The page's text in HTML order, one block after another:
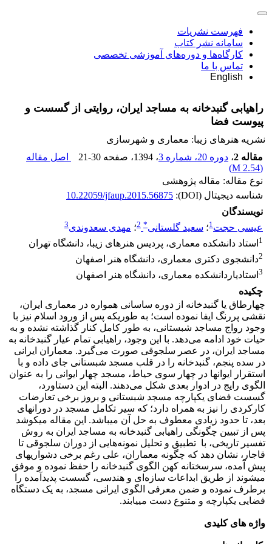
فهرست نشریات
سامانه نشر کتاب
کارگاه‌ها و دوره‌های آموزشی تخصصی
تماس با ما
English
راهیابی گنبدخانه به مساجد ایران، روایتی از گسست و
پیوست فضا
نشریه هنرهای زیبا: معماری و شهرسازی
مقاله 2
، دوره 20، شماره 3 ، 1394 ، صفحه 21-30
اصل مقاله
(
2.54 M
)
نوع مقاله: مقاله پژوهشی
شناسه دیجیتال (DOI):
10.22059/jfaup.2015.56875
نویسندگان
عیسی حجت1؛ سعید گلستانی*
2؛ مهدی سعدوندی3
1 استاد دانشکده معماری، پردیس هنرهای زیبا، دانشگاه تهران
2دانشجوی دکتری معماری، دانشگاه هنر اصفهان
3 استادیاردانشکده معماری، دانشگاه هنر اصفهان
چکیده
چهارطاق یا گنبدخانه از دوره ساسانی همواره در معماری ایران،
نقشی پررنگ ایفا نموده است؛ به طوریکه پس از ورود اسلام نیز با
وجود رواج مساجد شبستانی، به طور کامل کنار گذاشته نشده و به
حیات خود ادامه می‌دهد. با این وجود، راهیابی تمام عیار گنبدخانه به
مساجد ایران، در عصر سلجوقی صورت می‌گیرد. معماران ایرانی
در سده پنجم، گنبدخانه را در قلب مسجد شبستانی جای داده و با
استقرار ایوان­ها در چهار سوی حیاط، مسجد چهار ایوانی را به عنوان
الگوی رایج در ادوار بعدی شکل می‌دهند. البته این دستاورد،
گسست فضای یکپارچه مسجد شبستانی و بروز برخی تعارضات
کارکردی را نیز به همراه دارد؛ که سیر تکامل مسجد در دوران­های
بعد، تا حدود زیادی معطوف به حل آن می­باشد. این مقاله می­کوشد
پس از تبیین چگونگی راهیابی گنبدخانه به مساجد ایران به روش
تفسیر تاریخی، با تطبیق و تحلیل نمونه‌هایی از دوران سلجوقی تا
قاجار، نشان دهد که چگونه معماران، علی رغم برخی دشواری­های
پیش آمده، سرسختانه کهن الگوی گنبدخانه را حفظ نموده و موفق
می­شوند از طریق ابداعات سازه‌ای و هندسی، گسست پدیدآمده را
برطرف نموده و ضمن معرفی الگوی ایرانی مسجد، به یک دستگاه
فضایی یکپارچه و متنوع دست می­یابند.
واژه های کلیدی